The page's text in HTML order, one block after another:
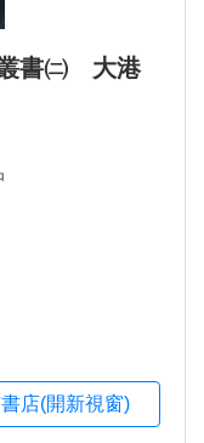
叢書㈡ 大港
店(開新視窗)